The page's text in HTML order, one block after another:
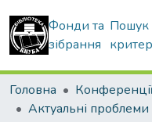
Фонди та
зібрання
Пошук
Головна